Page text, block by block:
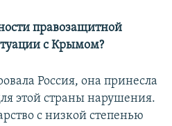
правозащитной
с Крымом?
Россия, она принесла
этой страны нарушения.
с низкой степенью